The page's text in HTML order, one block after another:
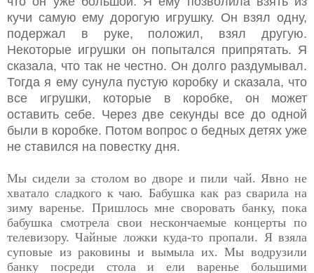
кучи самую ему дорогую игрушку. Он взял одну,
подержал в руке, положил, взял другую.
Некоторые игрушки он попытался припрятать. Я
сказала, что так не честно. Он долго раздумывал.
Тогда я ему сунула пустую коробку и сказала, что
все игрушки, которые в коробке, он может
оставить себе. Через две секунды все до одной
были в коробке. Потом вопрос о бедных детях уже
не ставился на повестку дня.
Мы сидели за столом во дворе и пили чай. Явно не
хватало сладкого к чаю. Бабушка как раз сварила на
зиму варенье. Пришлось мне своровать банку, пока
бабушка смотрела свои нескончаемые концерты по
телевизору. Чайные ложки куда-то пропали. Я взяла
суповые из раковины и вымыла их. Мы водрузили
банку посреди стола и ели варенье большими